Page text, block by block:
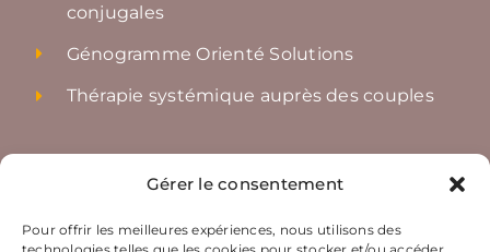
Gérer le consentement
Pour offrir les meilleures expériences, nous utilisons des
conjugales
Génogramme Orienté Solutions
Thérapie systémique auprès des couples
Accès rapides